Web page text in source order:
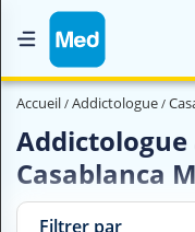
Accueil
Magazine Médical
Accueil Addictologue
Casablanca
Filtrer par